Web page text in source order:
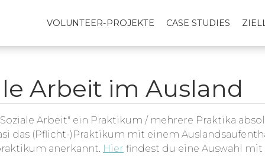
VOLUNTEER-PROJEKTE CASE STUDIES
Arbeit im Ausland
Arbeit" ein Praktikum / mehrere Praktika
das (Pflicht-)Praktikum mit einem
anerkannt. Hier findest du eine Auswahl